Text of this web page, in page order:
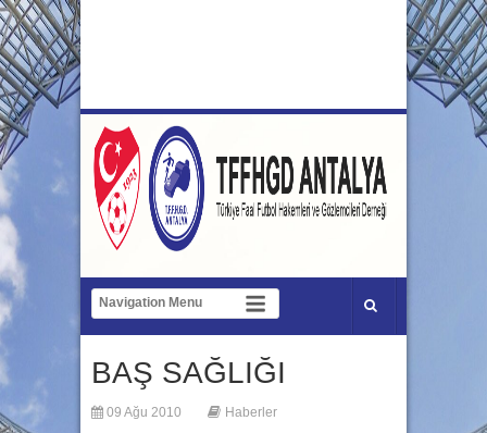
BAŞ SAĞLIĞI
09 Ağu 2010 Haberler